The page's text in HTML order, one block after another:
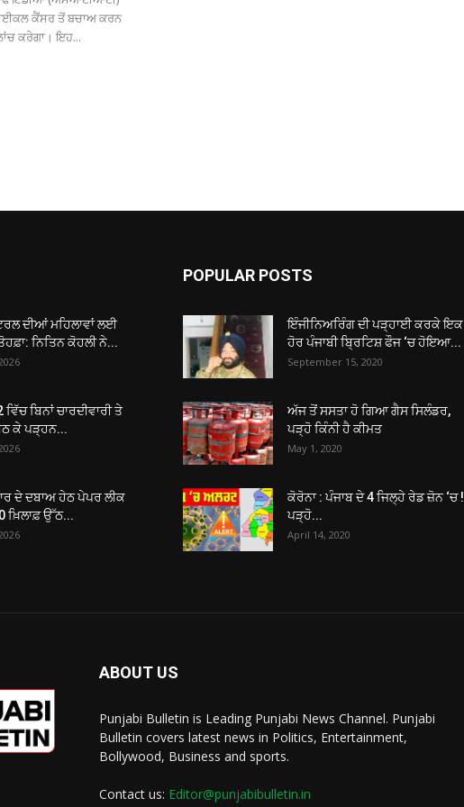
ਕੈਂਸਰ ਤੋਂ ਬਚਾਅ ਕਰਨ
ਕਰੇਗਾ। ਇਹ...
ਦੀਆਂ ਮਹਿਲਾਵਾਂ ਲਈ
ਨਿਤਿਨ ਕੋਹਲੀ ਨੇ...
ਵਿੱਚ ਬਿਨਾਂ ਚਾਰਦੀਵਾਰੀ ਤੇ
ਕੇ ਪੜ੍ਹਨ...
ਦੇ ਦਬਾਅ ਹੇਠ ਪੇਪਰ ਲੀਕ
ਖ਼ਿਲਾਫ਼ ਉੱਠ...
POPULAR POSTS
ਇੰਜੀਨਿਅਰਿੰਗ ਦੀ ਪੜ੍ਹਾਈ ਕਰਕੇ ਇਕ
ਹੋਰ ਪੰਜਾਬੀ ਬ੍ਰਿਟਿਸ਼ ਫੌਜ ‘ਚ ਹੋਇਆ...
September 15, 2020
ਅੱਜ ਤੋਂ ਸਸਤਾ ਹੋ ਗਿਆ ਗੈਸ ਸਿਲੰਡਰ,
ਪੜ੍ਹੋ ਕਿੰਨੀ ਹੈ ਕੀਮਤ
May 1, 2020
ਕੋਰੋਨਾ : ਪੰਜਾਬ ਦੇ 4 ਜਿਲ੍ਹੇ ਰੇਡ ਜ਼ੋਨ ‘ਚ !
ਪੜ੍ਹੋ...
April 14, 2020
ABOUT US
Punjabi Bulletin is Leading Punjabi News Channel. Punjabi
Bulletin covers latest news in Politics, Entertainment,
Bollywood, Business and sports.
Contact us: Editor@punjabibulletin.in